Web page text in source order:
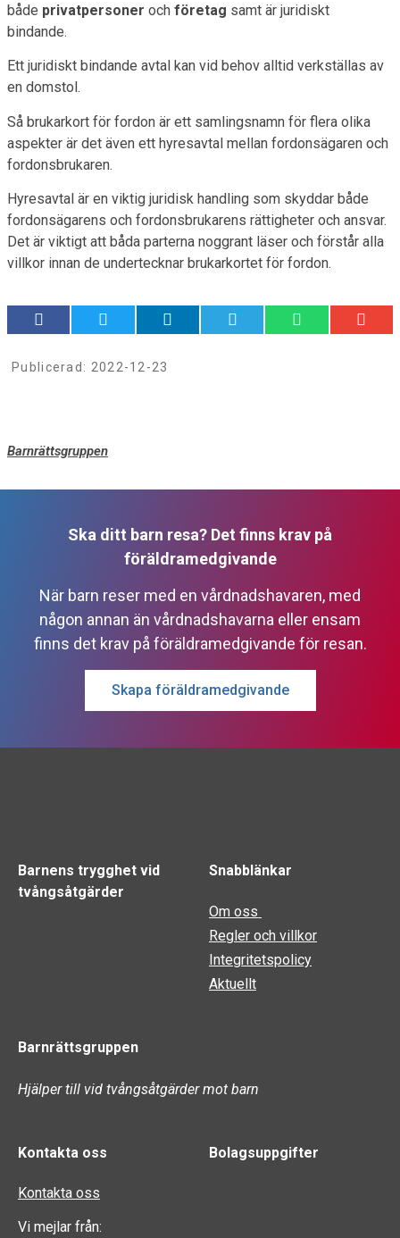
både privatpersoner och företag samt är juridiskt
bindande.
Ett juridiskt bindande avtal kan vid behov alltid verkställas av
en domstol.
Så brukarkort för fordon är ett samlingsnamn för flera olika
aspekter är det även ett hyresavtal mellan fordonsägaren och
fordonsbrukaren.
Hyresavtal är en viktig juridisk handling som skyddar både
fordonsägarens och fordonsbrukarens rättigheter och ansvar.
Det är viktigt att båda parterna noggrant läser och förstår alla
villkor innan de undertecknar brukarkortet för fordon.
Publicerad: 2022-12-23
Barnrättsgruppen
Ska ditt barn resa? Det finns krav på
föräldramedgivande
När barn reser med en vårdnadshavaren, med
någon annan än vårdnadshavarna eller ensam
finns det krav på föräldramedgivande för resan.
Skapa föräldramedgivande
Barnens trygghet vid
tvångsåtgärder
Snabblänkar
Om oss
Regler och villkor
Integritetspolicy
Aktuellt
Barnrättsgruppen
Hjälper till vid tvångsåtgärder mot barn
Kontakta oss
Kontakta oss
Vi mejlar från:
Bolagsuppgifter